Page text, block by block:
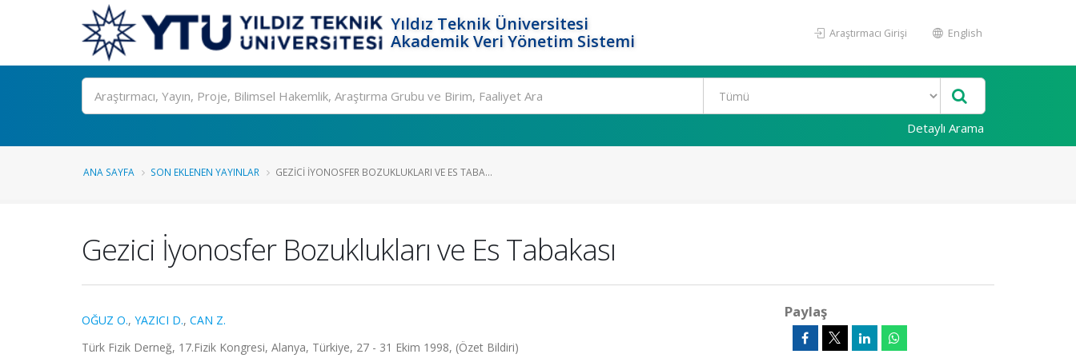
Yıldız Teknik Üniversitesi
Akademik Veri Yönetim Sistemi
Araştırmacı Girişi English
Ara
Detaylı Arama
ANA SAYFA SON EKLENEN YAYINLAR GEZICI İYONOSFER BOZUKLUKLARI VE ES TABA...
Gezici İyonosfer Bozuklukları ve Es Tabakası
OĞUZ O., YAZICI D., CAN Z.
Türk Fizik Derneğ, 17.Fizik Kongresi, Alanya, Türkiye, 27 - 31 Ekim 1998, (Özet Bildiri)
Paylaş